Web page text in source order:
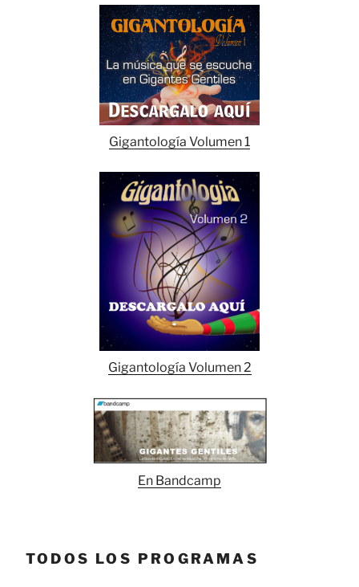
Gigantología Volumen 1
Gigantología Volumen 2
En Bandcamp
TODOS LOS PROGRAMAS